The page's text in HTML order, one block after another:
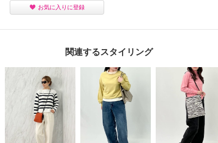
お気に入りに登録
関連するスタイリング